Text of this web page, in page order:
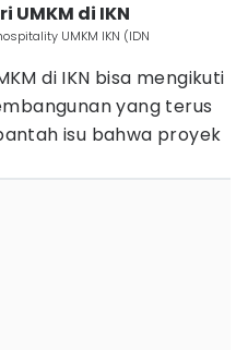
UMKM di IKN
UMKM IKN (IDN
di IKN bisa mengikuti
yang terus
isu bahwa proyek